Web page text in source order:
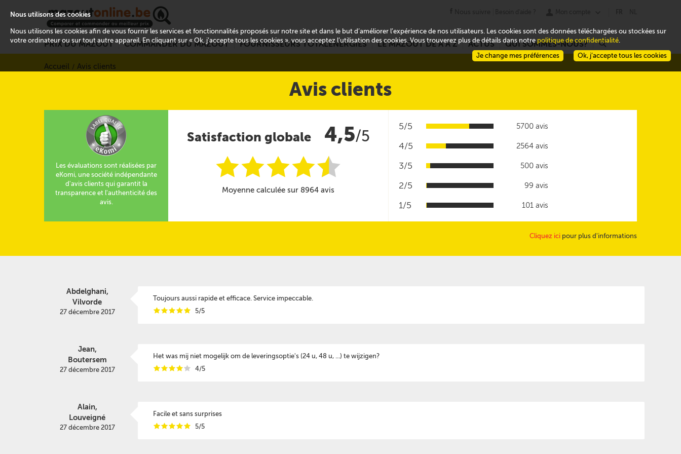
PRIX DU MAZOUT COMMANDER DU MAZOUT FOURNISSEURS TOTALENERGIES LE MAZOUT DE A À Z ACTUS QUI SOMMES-NOUS? r
Accueil Avis clients
Avis clients
Les évaluations sont réalisées par
eKomi, une société indépendante
d'avis clients qui garantit la
transparence et l'authenticité des
avis.
Satisfaction globale 4,5/5
iiiii
@
Moyenne calculée sur 8964 avis
5/5 5700 avis
4/5 2564 avis
3/5 500 avis
2/5 99 avis
1/5 101 avis
Cliquez ici pour plus d'informations
Abdelghani,
Vilvorde
27 décembre 2017
Toujours aussi rapide et efficace. Service impeccable.
iiiii 5/5
Jean,
Boutersem
27 décembre 2017
Het was mij niet mogelijk om de leveringsoptie's (24 u, 48 u, ...) te wijzigen?
iiiii 4/5
Alain,
Louveigné
27 décembre 2017
Facile et sans surprises
iiiii 5/5
Nous utilisons des cookies
Nous utilisons les cookies afin de vous fournir les services et fonctionnalités proposés sur notre site et dans le but d’améliorer l’expérience de nos utilisateurs. Les cookies sont des données téléchargées ou stockées sur
votre ordinateur ou sur tout autre appareil. En cliquant sur « Ok, j’accepte tous les cookies », vous acceptez l’utilisation des cookies. Vous trouverez plus de détails dans notre politique de confidentialité.
Ok, j’accepte tous les cookies
Je change mes préférences